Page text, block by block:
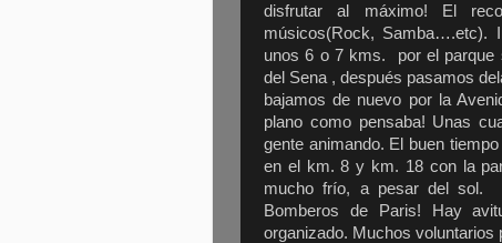
disfrutar al máximo! El
músicos(Rock, Samba….etc).
unos 6 o 7 kms. por el parque
del Sena , después pasamos
bajamos de nuevo por la
plano como pensaba! Unas
gente animando. El buen
en el km. 8 y km. 18 con la
mucho frío, a pesar del sol.
Bomberos de Paris! Hay
organizado. Muchos voluntarios